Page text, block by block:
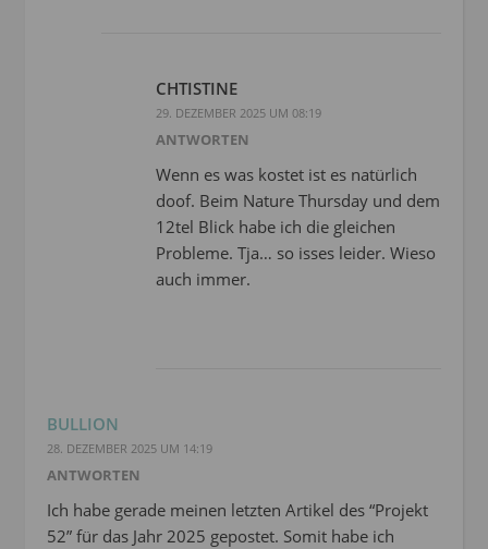
CHTISTINE
29. DEZEMBER 2025 UM 08:19
ANTWORTEN
Wenn es was kostet ist es natürlich
doof. Beim Nature Thursday und dem
12tel Blick habe ich die gleichen
Probleme. Tja… so isses leider. Wieso
auch immer.
BULLION
28. DEZEMBER 2025 UM 14:19
ANTWORTEN
Ich habe gerade meinen letzten Artikel des “Projekt
52” für das Jahr 2025 gepostet. Somit habe ich